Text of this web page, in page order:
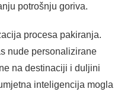
potrošnju goriva.
procesa pakiranja.
nude personalizirane
na destinaciji i duljini
inteligencija mogla